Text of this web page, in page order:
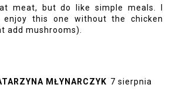
meat, but do like simple meals. I
this one without the chicken
add mushrooms).
MŁYNARCZYK 7 sierpnia